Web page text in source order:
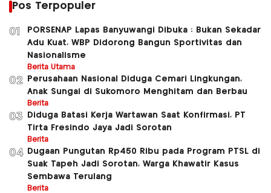
Pos Terpopuler
01
PORSENAP Lapas Banyuwangi Dibuka : Bukan Sekadar
Adu Kuat, WBP Didorong Bangun Sportivitas dan
Nasionalisme
Berita Utama
02
Perusahaan Nasional Diduga Cemari Lingkungan,
Anak Sungai di Sukomoro Menghitam dan Berbau
Berita
03
Diduga Batasi Kerja Wartawan Saat Konfirmasi, PT
Tirta Fresindo Jaya Jadi Sorotan
Berita
04
Dugaan Pungutan Rp450 Ribu pada Program PTSL di
Suak Tapeh Jadi Sorotan, Warga Khawatir Kasus
Sembawa Terulang
Berita